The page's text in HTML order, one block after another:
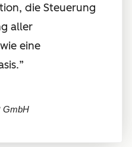
die Steuerung
aller
eine
”
GmbH